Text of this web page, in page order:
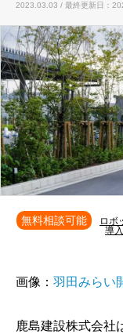
2023.03.03 / 最終更新日：
無料相談可能
ロボ
導
画像： 羽田みらい
鹿島建設株式会社